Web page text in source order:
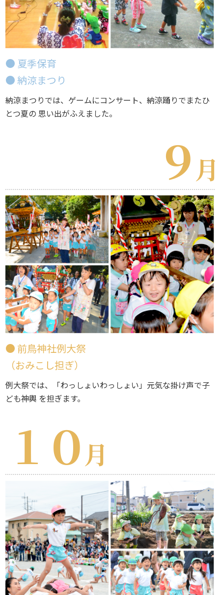
● 夏季保育
● 納涼まつり
納涼まつりでは、ゲームにコンサート、納涼踊りでまたひ
とつ夏の 思い出がふえました。
９ 月
● 前鳥神社例大祭
（おみこし担ぎ）
例大祭では、「わっしょいわっしょい」元気な掛け声で子
ども神輿 を担ぎます。
１０月